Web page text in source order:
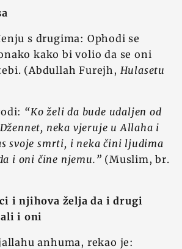
s drugima: Ophodi se
kako bi volio da se oni
(Abdullah Furejh, Hulasetu
“Ko želi da bude udaljen od
neka vjeruje u Allaha i
svoje smrti, i neka čini ljudima
i oni čine njemu.” (Muslim, br.
i njihova želja da i drugi
i oni
anhuma, rekao je: